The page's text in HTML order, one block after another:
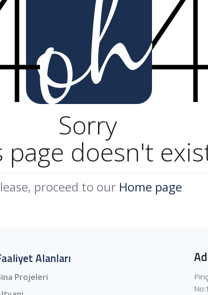
Sorry
page doesn't
proceed to our Home page
Alanları
Projeleri